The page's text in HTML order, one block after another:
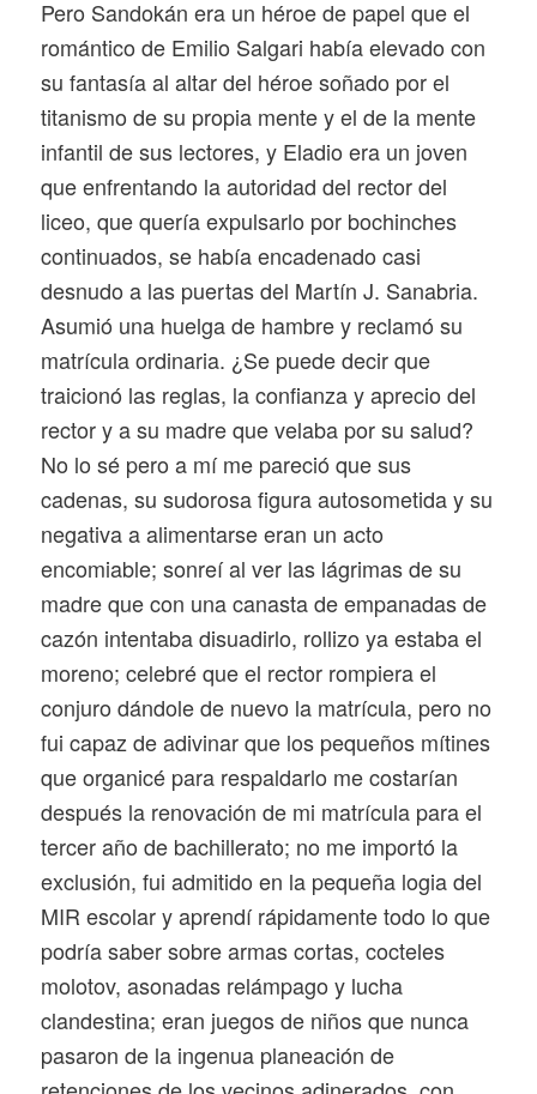
Pero Sandokán era un héroe de papel que el
romántico de Emilio Salgari había elevado con
su fantasía al altar del héroe soñado por el
titanismo de su propia mente y el de la mente
infantil de sus lectores, y Eladio era un joven
que enfrentando la autoridad del rector del
liceo, que quería expulsarlo por bochinches
continuados, se había encadenado casi
desnudo a las puertas del Martín J. Sanabria.
Asumió una huelga de hambre y reclamó su
matrícula ordinaria. ¿Se puede decir que
traicionó las reglas, la confianza y aprecio del
rector y a su madre que velaba por su salud?
No lo sé pero a mí me pareció que sus
cadenas, su sudorosa figura autosometida y su
negativa a alimentarse eran un acto
encomiable; sonreí al ver las lágrimas de su
madre que con una canasta de empanadas de
cazón intentaba disuadirlo, rollizo ya estaba el
moreno; celebré que el rector rompiera el
conjuro dándole de nuevo la matrícula, pero no
fui capaz de adivinar que los pequeños mítines
que organicé para respaldarlo me costarían
después la renovación de mi matrícula para el
tercer año de bachillerato; no me importó la
exclusión, fui admitido en la pequeña logia del
MIR escolar y aprendí rápidamente todo lo que
podría saber sobre armas cortas, cocteles
molotov, asonadas relámpago y lucha
clandestina; eran juegos de niños que nunca
pasaron de la ingenua planeación de